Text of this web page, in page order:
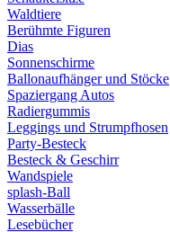
Waldtiere
Berühmte Figuren
Dias
Sonnenschirme
Ballonaufhänger und Stöcke
Spaziergang Autos
Radiergummis
Leggings und Strumpfhosen
Party-Besteck
Besteck & Geschirr
Wandspiele
splash-Ball
Wasserbälle
Lesebücher